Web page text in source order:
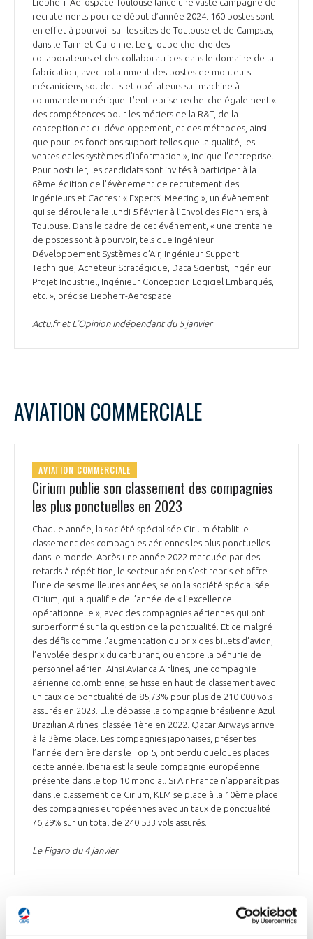
Liebherr-Aerospace Toulouse lance une vaste campagne de
recrutements pour ce début d’année 2024. 160 postes sont
en effet à pourvoir sur les sites de Toulouse et de Campsas,
dans le Tarn-et-Garonne. Le groupe cherche des
collaborateurs et des collaboratrices dans le domaine de la
fabrication, avec notamment des postes de monteurs
mécaniciens, soudeurs et opérateurs sur machine à
commande numérique. L’entreprise recherche également «
des compétences pour les métiers de la R&T, de la
conception et du développement, et des méthodes, ainsi
que pour les fonctions support telles que la qualité, les
ventes et les systèmes d’information », indique l’entreprise.
Pour postuler, les candidats sont invités à participer à la
6ème édition de l’évènement de recrutement des
Ingénieurs et Cadres : « Experts’ Meeting », un évènement
qui se déroulera le lundi 5 février à l’Envol des Pionniers, à
Toulouse. Dans le cadre de cet événement, « une trentaine
de postes sont à pourvoir, tels que Ingénieur
Développement Systèmes d’Air, Ingénieur Support
Technique, Acheteur Stratégique, Data Scientist, Ingénieur
Projet Industriel, Ingénieur Conception Logiciel Embarqués,
etc. », précise Liebherr-Aerospace.
Actu.fr et L’Opinion Indépendant du 5 janvier
AVIATION COMMERCIALE
AVIATION COMMERCIALE
Cirium publie son classement des compagnies
les plus ponctuelles en 2023
Chaque année, la société spécialisée Cirium établit le
classement des compagnies aériennes les plus ponctuelles
dans le monde. Après une année 2022 marquée par des
retards à répétition, le secteur aérien s’est repris et offre
l’une de ses meilleures années, selon la société spécialisée
Cirium, qui la qualifie de l’année de « l’excellence
opérationnelle », avec des compagnies aériennes qui ont
surperformé sur la question de la ponctualité. Et ce malgré
des défis comme l’augmentation du prix des billets d’avion,
l’envolée des prix du carburant, ou encore la pénurie de
personnel aérien. Ainsi Avianca Airlines, une compagnie
aérienne colombienne, se hisse en haut de classement avec
un taux de ponctualité de 85,73% pour plus de 210 000 vols
assurés en 2023. Elle dépasse la compagnie brésilienne Azul
Brazilian Airlines, classée 1ère en 2022. Qatar Airways arrive
à la 3ème place. Les compagnies japonaises, présentes
l’année dernière dans le Top 5, ont perdu quelques places
cette année. Iberia est la seule compagnie européenne
présente dans le top 10 mondial. Si Air France n’apparaît pas
dans le classement de Cirium, KLM se place à la 10ème place
des compagnies européennes avec un taux de ponctualité
76,29% sur un total de 240 533 vols assurés.
Le Figaro du 4 janvier